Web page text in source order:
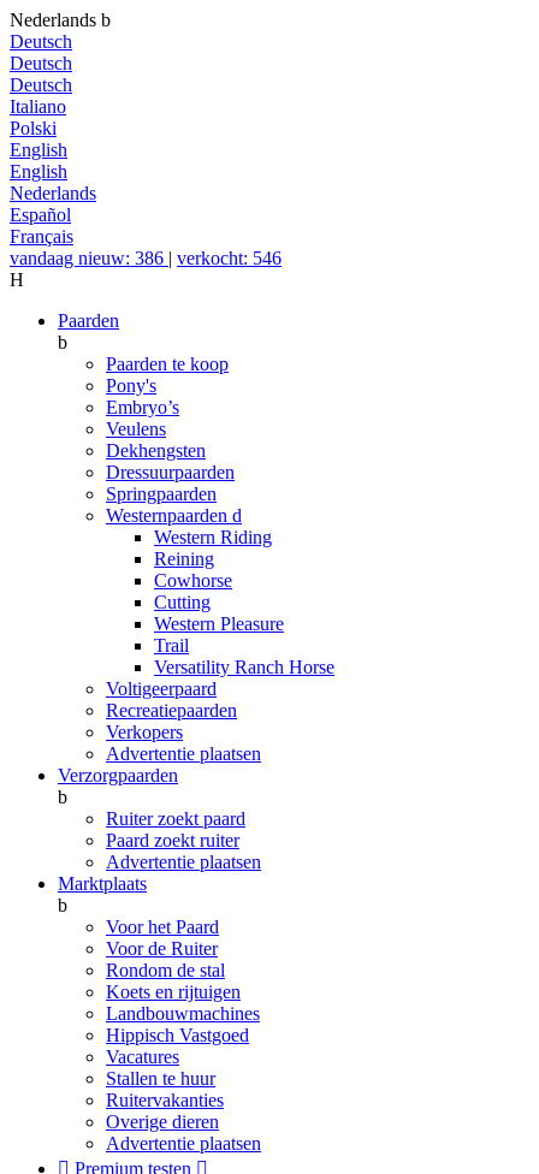
Nederlands b
Deutsch
Deutsch
Deutsch
Italiano
Polski
English
English
Nederlands
Español
Français
vandaag nieuw: 386 | verkocht: 546
H
Paarden
b
Paarden te koop
Pony's
Embryo’s
Veulens
Dekhengsten
Dressuurpaarden
Springpaarden
Westernpaarden d
Western Riding
Reining
Cowhorse
Cutting
Western Pleasure
Trail
Versatility Ranch Horse
Voltigeerpaard
Recreatiepaarden
Verkopers
Advertentie plaatsen
Verzorgpaarden
b
Ruiter zoekt paard
Paard zoekt ruiter
Advertentie plaatsen
Marktplaats
b
Voor het Paard
Voor de Ruiter
Rondom de stal
Koets en rijtuigen
Landbouwmachines
Hippisch Vastgoed
Vacatures
Stallen te huur
Ruitervakanties
Overige dieren
Advertentie plaatsen
 Premium testen 